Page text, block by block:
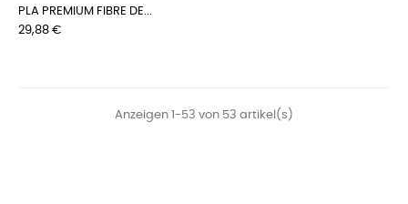
PLA PREMIUM FIBRE DE...
Preis
29,88 €
Anzeigen 1-53 von 53 artikel(s)